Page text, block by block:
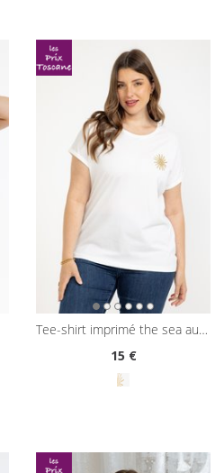
tee-shirt imprimé the sea au dos
15€